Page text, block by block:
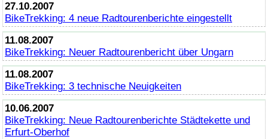
27.10.2007
BikeTrekking: 4 neue Radtourenberichte eingestellt
11.08.2007
BikeTrekking: Neuer Radtourenbericht über Ungarn
11.08.2007
BikeTrekking: 3 technische Neuigkeiten
10.06.2007
BikeTrekking: Neue Radtourenberichte Städtekette und
Erfurt-Oberhof